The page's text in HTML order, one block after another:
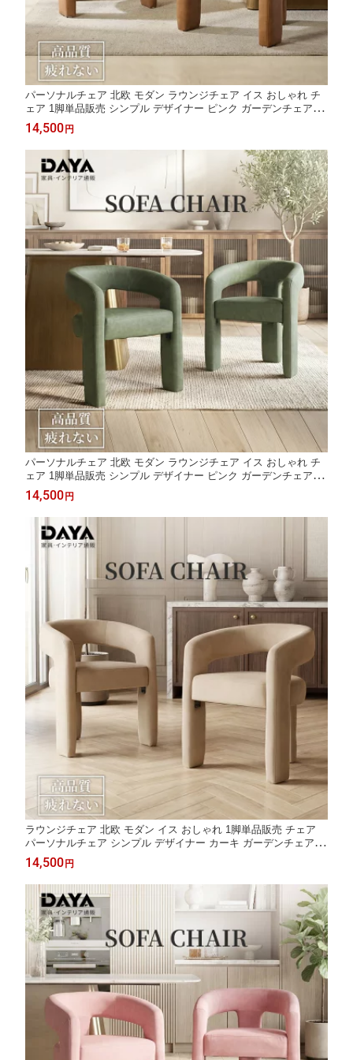
パーソナルチェア 北欧 モダン ラウンジチェア イス おしゃれ チ
ェア 1脚単品販売 シンプル デザイナー ピンク ガーデンチェア か
わいい 1P 1人掛け ダイニングチェア 一人 掛け 椅子 店舗用 ソフ
ァー 一人用 肘付け 屋内 屋外 ソファチェア
14,500 円
パーソナルチェア 北欧 モダン ラウンジチェア イス おしゃれ チ
ェア 1脚単品販売 シンプル デザイナー ピンク ガーデンチェア か
わいい 1P 1人掛け ダイニングチェア 一人 掛け 椅子 店舗用 ソフ
ァー 一人用 肘付け 屋内 屋外 ソファチェア
14,500 円
ラウンジチェア 北欧 モダン イス おしゃれ 1脚単品販売 チェア
パーソナルチェア シンプル デザイナー カーキ ガーデンチェア か
わいい ブラウンレザー 1P 1人掛け ダイニングチェア 一人 掛け
椅子 店舗用 ソファー 一人用 肘付け
14,500 円